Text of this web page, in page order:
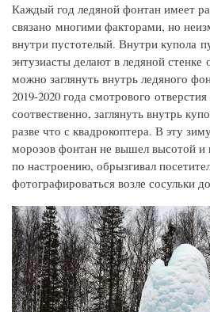
Каждый год ледяной фонтан имеет
связано многими факторами, но
внутри пустотелый. Внутри купола
энтузиасты делают в ледяной стенке
можно заглянуть внутрь ледяного
2019-2020 года смотрового
соотвественно, заглянуть внутрь
разве что с квадрокоптера. В эту
морозов фонтан не вышел высотой и
по настроению, обрызгивал
фотографироваться возле сосульки